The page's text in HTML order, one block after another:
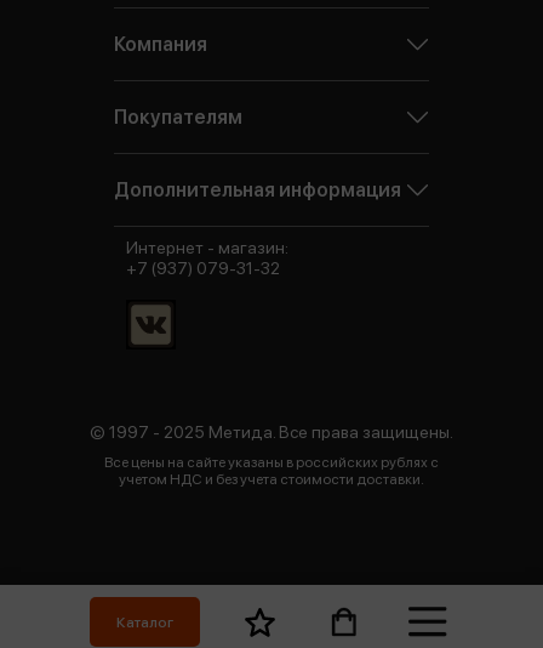
Каталог
Компания
Покупателям
Дополнительная информация
© 1997 - 2025 Метида. Все права защищены.
Все цены на сайте указаны в российских рублях с
учетом НДС и без учета стоимости доставки.
Интернет - магазин:
+7 (937) 079-31-32